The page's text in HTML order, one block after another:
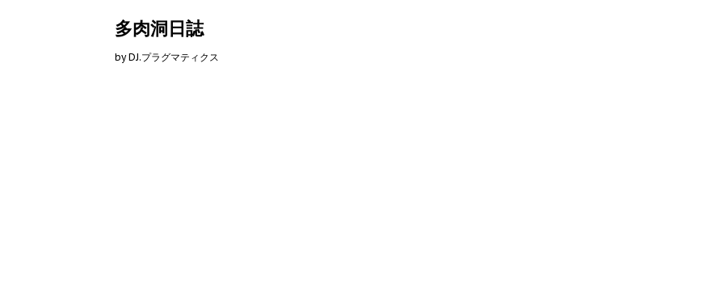
多肉洞日誌
by DJ.プラグマティクス